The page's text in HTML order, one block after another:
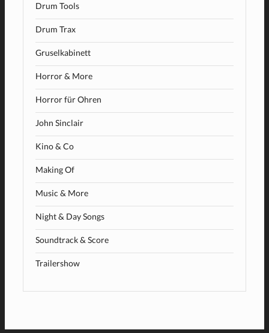
Drum Tools
Drum Trax
Gruselkabinett
Horror & More
Horror für Ohren
John Sinclair
Kino & Co
Making Of
Music & More
Night & Day Songs
Soundtrack & Score
Trailershow